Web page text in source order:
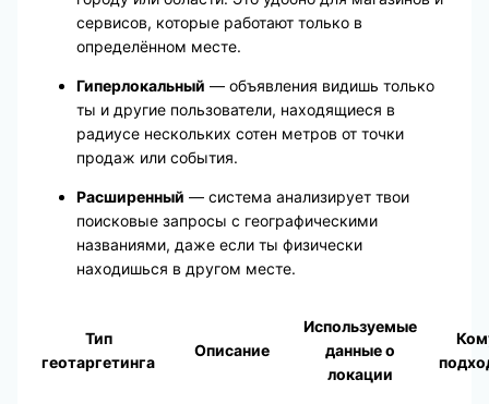
сервисов, которые работают только в
определённом месте.
Гиперлокальный — объявления видишь только
ты и другие пользователи, находящиеся в
радиусе нескольких сотен метров от точки
продаж или события.
Расширенный — система анализирует твои
поисковые запросы с географическими
названиями, даже если ты физически
находишься в другом месте.
Тип
геотаргетинга
Описание
Используемые
данные о
локации